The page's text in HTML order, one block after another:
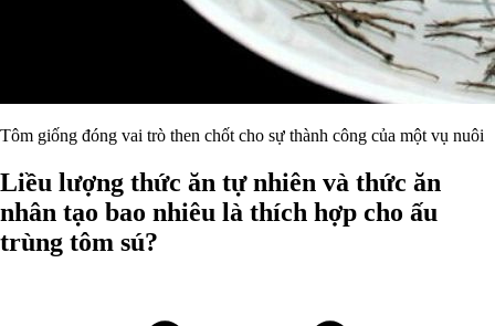
Tôm giống đóng vai trò then chốt cho sự thành công của một vụ nuôi
Liều lượng thức ăn tự nhiên và thức ăn
nhân tạo bao nhiêu là thích hợp cho ấu
trùng tôm sú?